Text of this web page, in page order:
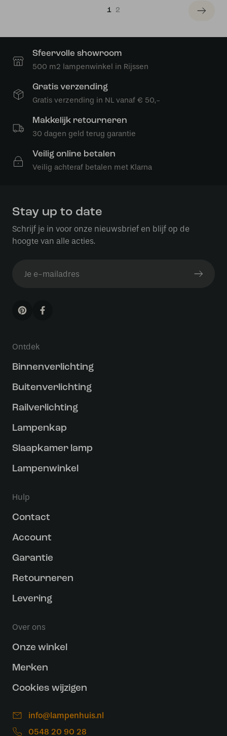
1 2
Sfeervolle showroom
500 m2 lampenwinkel in Rijssen
Gratis verzending
Gratis verzending in NL vanaf € 50,-
Makkelijk retourneren
30 dagen geld terug garantie
Veilig online betalen
Veilig achteraf betalen met Klarna
Stay up to date
Schrijf je in voor onze nieuwsbrief en blijf op de
hoogte van alle acties.
Ontdek
Binnenverlichting
Buitenverlichting
Railverlichting
Lampenkap
Slaapkamer lamp
Lampenwinkel
Hulp
Contact
Account
Garantie
Retourneren
Levering
Over ons
Onze winkel
Merken
Cookies wijzigen
info@lampenhuis.nl
0548 20 90 28